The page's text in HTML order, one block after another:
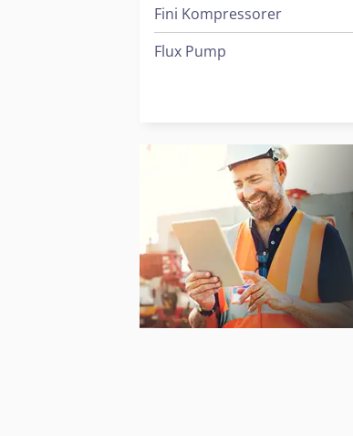
Fini Kompressorer
Flux Pump
Kaeser Controller